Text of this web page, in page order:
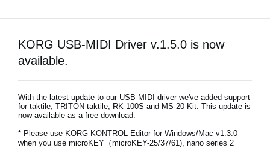
Noticias
Ubicación
KORG USB-MIDI Driver v.1.5.0 is now
available.
With the latest update to our USB-MIDI driver we've added support
for taktile, TRITON taktile, RK-100S and MS-20 Kit. This update is
now available as a free download.
* Please use KORG KONTROL Editor for Windows/Mac v1.3.0
when you use microKEY（microKEY-25/37/61), nano series 2